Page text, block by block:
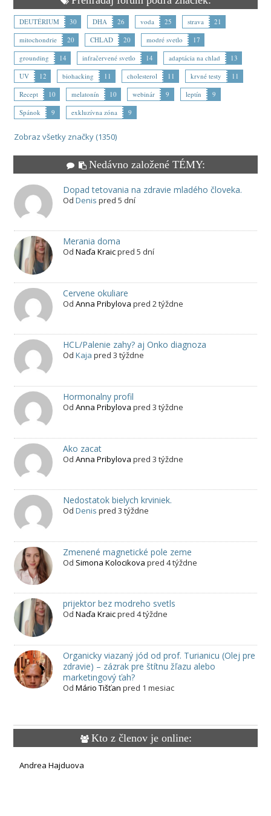
DEUTÉRIUM 30 DHA 26 voda 25 strava
21
mitochondrie
20 CHLAD 20 modré svetlo
17
grounding
14 infračervené svetlo 14 adaptácia na chlad
13
UV
12 biohacking 11 cholesterol 11 krvné testy
11
Recept
10 melatonín 10 webinár 9 leptín
9
Spánok
9 exkluzívna zóna 9
Zobraz všetky značky (1350)
Nedávno založené TÉMY:
Dopad tetovania na zdravie mladého človeka.
Od Denis pred 5 dní
Merania doma
Od Naďa Kraicpred 5 dní
Cervene okuliare
Od Anna Pribylova pred 2 týždne
HCL/Palenie zahy? aj Onko diagnoza
Od Kaja pred 3 týždne
Hormonalny profil
Od Anna Pribylova pred 3 týždne
Ako zacat
Od Anna Pribylova pred 3 týždne
Nedostatok bielych krviniek.
Od Denis pred 3 týždne
Zmenené magnetické pole zeme
Od Simona Kolocikova pred 4 týždne
prijektor bez modreho svetls
Od Naďa Kraicpred 4 týždne
Organicky viazaný jód od prof. Turianicu (Olej pre
zdravie) – zázrak pre štítnu žľazu alebo
marketingový ťah?
Od Mário Tišťan pred 1 mesiac
Kto z členov je online:
Andrea Hajduova